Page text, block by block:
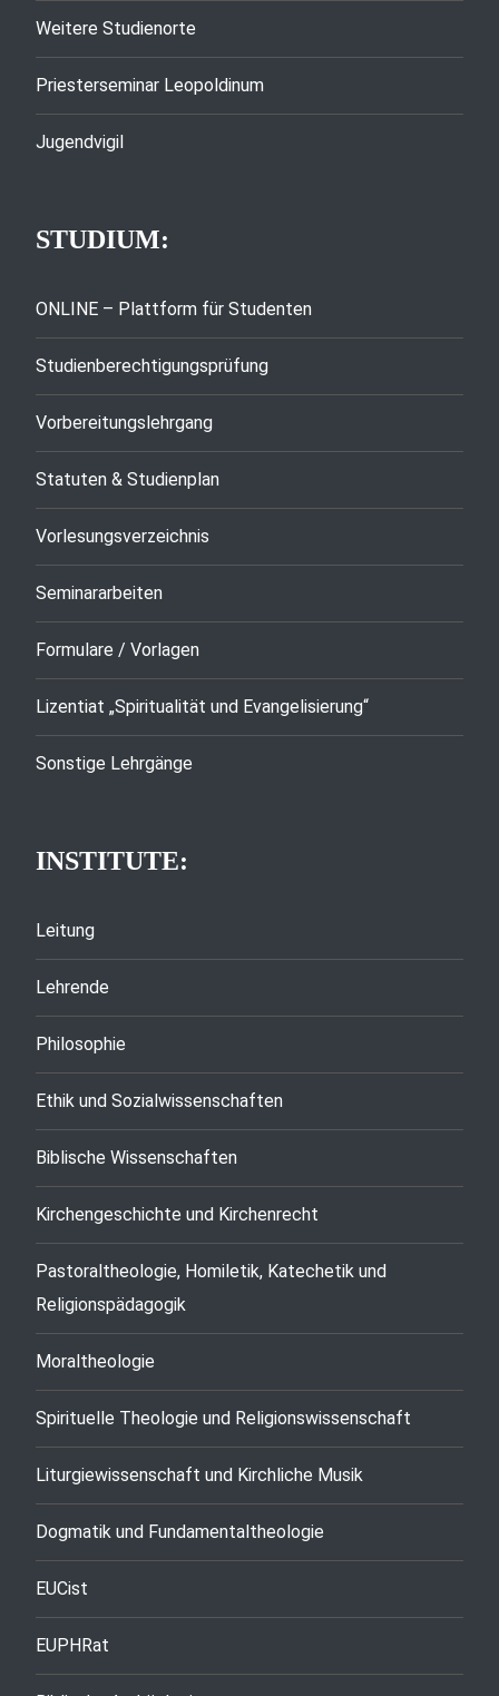
Weitere Studienorte
Priesterseminar Leopoldinum
Jugendvigil
STUDIUM:
ONLINE – Plattform für Studenten
Studienberechtigungsprüfung
Vorbereitungslehrgang
Statuten & Studienplan
Vorlesungsverzeichnis
Seminararbeiten
Formulare / Vorlagen
Lizentiat „Spiritualität und Evangelisierung“
Sonstige Lehrgänge
INSTITUTE:
Leitung
Lehrende
Philosophie
Ethik und Sozialwissenschaften
Biblische Wissenschaften
Kirchengeschichte und Kirchenrecht
Pastoraltheologie, Homiletik, Katechetik und
Religionspädagogik
Moraltheologie
Spirituelle Theologie und Religionswissenschaft
Liturgiewissenschaft und Kirchliche Musik
Dogmatik und Fundamentaltheologie
EUCist
EUPHRat